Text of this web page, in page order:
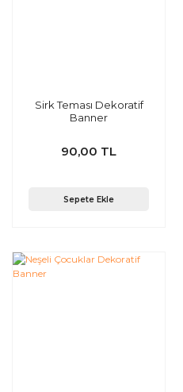
Sirk Teması Dekoratif
Banner
90,00 TL
Sepete Ekle